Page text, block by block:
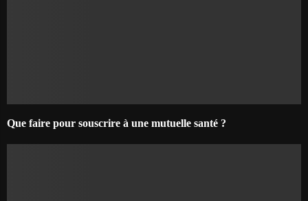
Que faire pour souscrire à une mutuelle santé ?